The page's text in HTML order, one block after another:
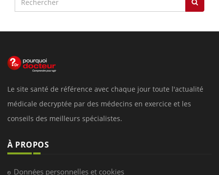
Le site santé de référence avec chaque jour toute l'actualité
médicale decryptée par des médecins en exercice et les
conseils des meilleurs spécialistes.
À PROPOS
Données personnelles et cookies